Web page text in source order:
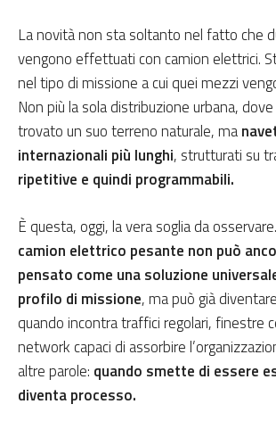
La novità non sta soltanto nel fatto che
vengono effettuati con camion elettrici.
nel tipo di missione a cui quei mezzi
Non più la sola distribuzione urbana,
trovato un suo terreno naturale, ma
internazionali più lunghi, strutturati su
ripetitive e quindi programmabili.
È questa, oggi, la vera soglia da
camion elettrico pesante non può
pensato come una soluzione
profilo di missione, ma può già
quando incontra traffici regolari, finestre
network capaci di assorbire
altre parole: quando smette di essere
diventa processo.